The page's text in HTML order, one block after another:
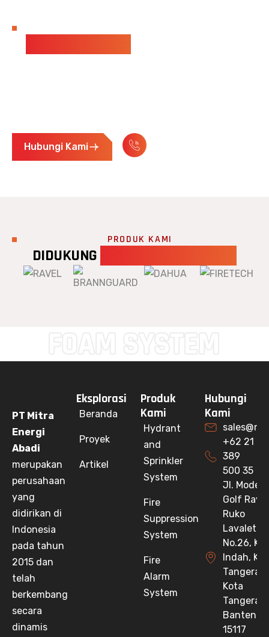
Hubungi Kami
PRODUK KAMI
DIDUKUNG
PT Mitra
Energi
Abadi
merupakan
perusahaan
yang
didirikan di
Indonesia
pada tahun
2015 dan
telah
berkembang
secara
dinamis
Eksplorasi
Beranda
Proyek
Artikel
Produk
Kami
Hydrant
and
Sprinkler
System
Fire
Suppression
System
Fire
Alarm
System
Hubungi
Kami
+62 21
389
500 35
Jl. Modern
Golf Raya
Ruko
Lavaletta
No.26, Klp.
Indah,
Kota
Banten
15117